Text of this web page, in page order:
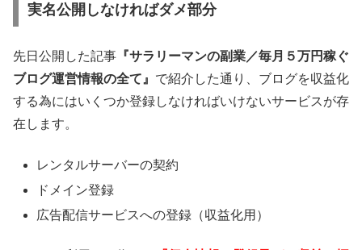
実名公開しなければダメ部分
先日公開した記事 『サラリーマンの副業／毎月５万円稼ぐ
ブログ運営情報の全て』 で紹介した通り、ブログを収益化
する為にはいくつか登録しなければいけないサービスが存
在します。
レンタルサーバーの契約
ドメイン登録
広告配信サービスへの登録（収益化用）